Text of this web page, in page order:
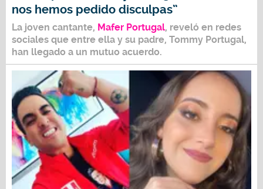
nos hemos pedido disculpas”
La joven cantante, Mafer Portugal, reveló en redes
sociales que entre ella y su padre, Tommy Portugal,
han llegado a un mutuo acuerdo.